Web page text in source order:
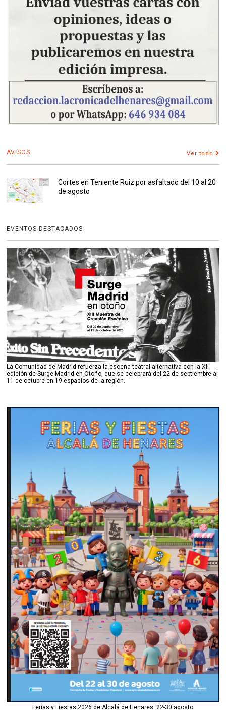
AVISOS Ver todo
Cortes en Teniente Ruiz por asfaltado del 10 al 20
de agosto
EVENTOS DESTACADOS
La Comunidad de Madrid refuerza la escena teatral alternativa con la XII
edición de Surge Madrid en Otoño, que se celebrará del 22 de septiembre al
11 de octubre en 19 espacios de la región.
Ferias y Fiestas 2026 de Alcalá de Henares: 22-30 agosto